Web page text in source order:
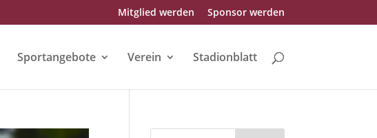
Mitglied werden Sponsor werden
Sportangebote Verein Stadionblatt